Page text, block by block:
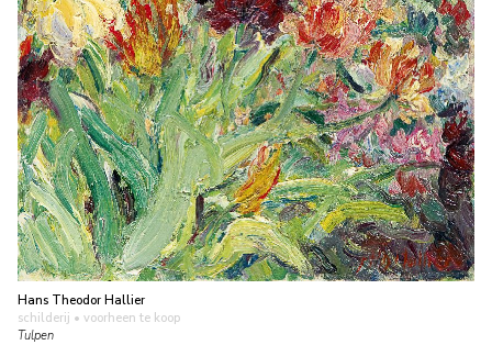
Hans Theodor Hallier
schilderij • voorheen te koop
Tulpen